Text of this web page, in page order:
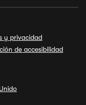
y privacidad
de accesibilidad